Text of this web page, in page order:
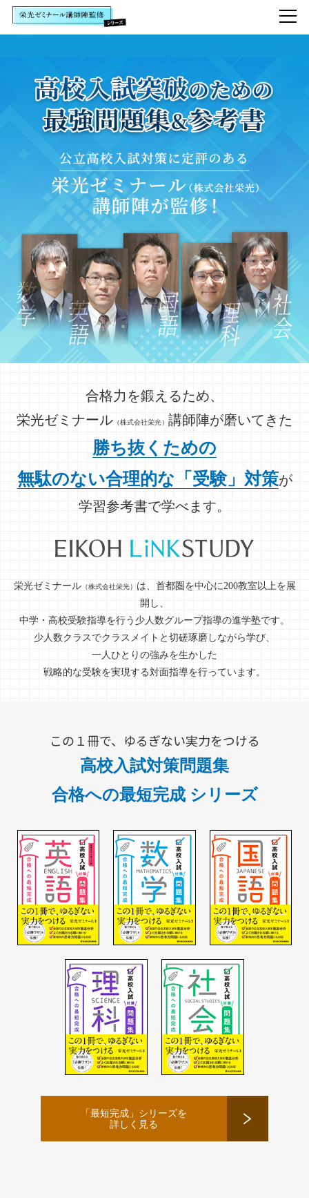
合格力を鍛えるため、
栄光ゼミナール （株式会社栄光） 講師陣が磨いてきた
勝ち抜くための
無駄のない合理的な「受験」対策が
学習参考書で学べます。
栄光ゼミナール（株式会社栄光）
は、首都圏を中心に200教室以上を展
開し、
中学・高校受験指導を行う少人数グループ指導の進学塾です。
少人数クラスでクラスメイトと切磋琢磨しながら学び、
一人ひとりの強みを生かした
戦略的な受験を実現する対面指導を行っています。
この１冊で、ゆるぎない実力をつける
高校入試対策問題集
合格への最短完成 シリーズ
「最短完成」シリーズを
詳しく見る